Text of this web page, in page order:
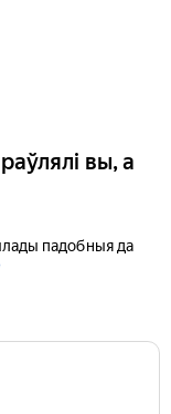
вы, а
падобныя да